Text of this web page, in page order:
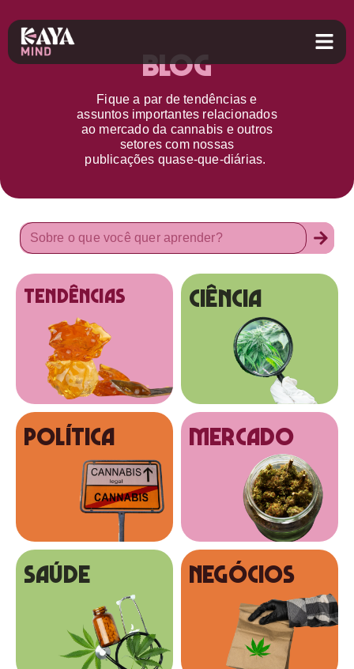
Blog
Fique a par detendências e
assuntos importantes relacionados
ao mercado da cannabis e outros
setorescom nossas
publicações quase-que-diárias.
tendências Ciência
Política MERCADO
SAÚDE NEGÓCIOS